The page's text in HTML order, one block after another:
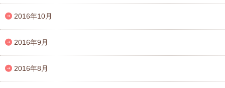
2016年10月
2016年9月
2016年8月